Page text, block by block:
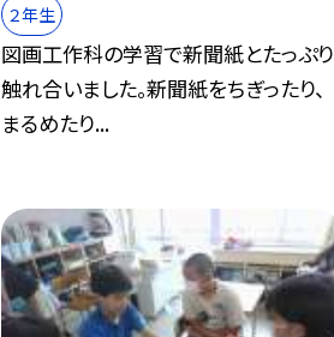
２年生
図画工作科の学習で新聞紙とたっぷり
触れ合いました。新聞紙をちぎったり、
まるめたり...